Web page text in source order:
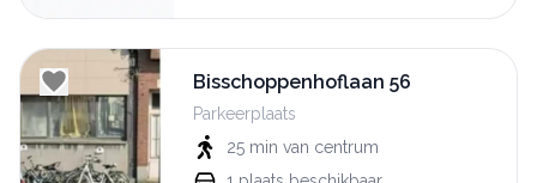
Bisschoppenhoflaan 56
Parkeerplaats
25 min van centrum